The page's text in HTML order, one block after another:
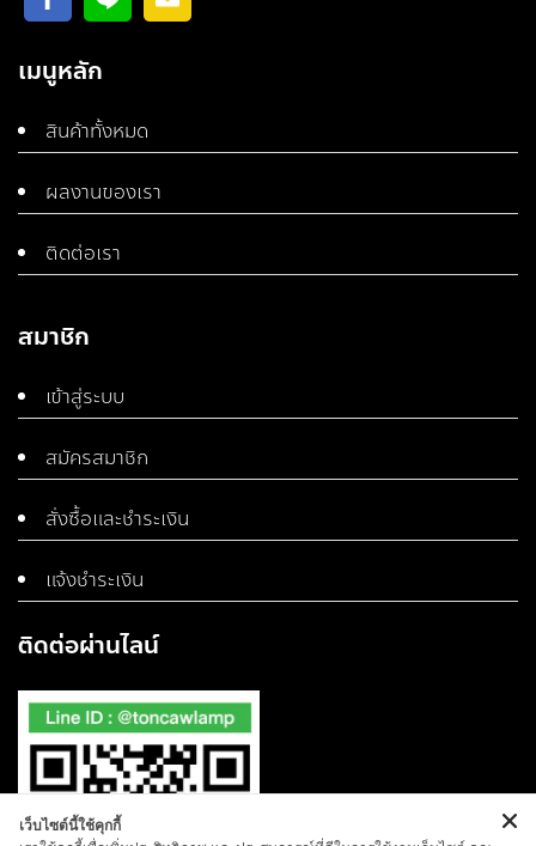
เมนูหลัก
สินค้าทั้งหมด
ผลงานของเรา
ติดต่อเรา
สมาชิก
เข้าสู่ระบบ
สมัครสมาชิก
สั่งซื้อและชำระเงิน
แจ้งชำระเงิน
ติดต่อผ่านไลน์
เว็บไซต์นี้ใช้คุกกี้